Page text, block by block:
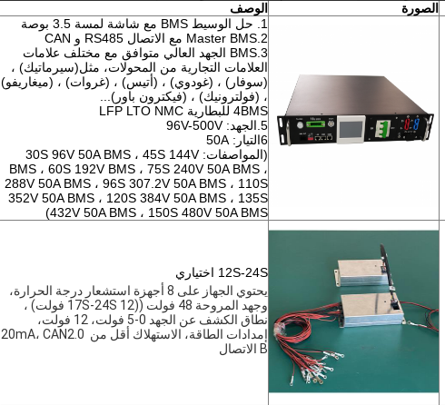
الصورة الوصف
1. حل الوسيط BMS مع شاشة لمسة 3.5 بوصة
2.Master BMS مع الاتصال RS485 و CAN
3.BMS الجهد العالي متوافق مع مختلف علامات
العلامات التجارية من المحولات، مثل(سيرماتيك) ،
(سوفار) ، (غودوي) ، (أتيس) ، (غروات) ، (ميغاريفو)
، (فولترونيك) ، (فيكترون باور)...
4BMS للبطارية LFP LTO NMC
5.الجهد: 96V-500V
6التيار: 50A
(المواصفات: 30S 96V 50A BMS ، 45S 144V
BMS ، 60S 192V BMS ، 75S 240V 50A BMS ،
288V 50A BMS ، 96S 307.2V 50A BMS ، 110S
352V 50A BMS ، 120S 384V 50A BMS ، 135S
432V 50A BMS ، 150S 480V 50A BMS)
12S-24S اختياري
إمدادات الطاقة، الاستهلاك أقل من 20mA، CAN2.0
B الاتصال